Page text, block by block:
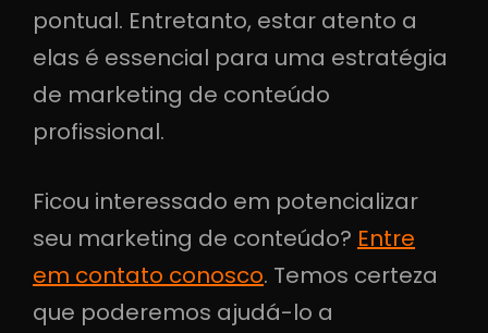
pontual. Entretanto, estar atento a
elas é essencial para uma estratégia
de marketing de conteúdo
profissional.
Ficou interessado em potencializar
seu marketing de conteúdo? Entre
em contato conosco. Temos certeza
que poderemos ajudá-lo a